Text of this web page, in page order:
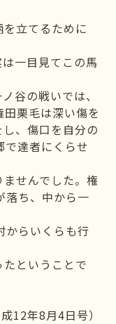
立てるために
一目見てこの馬
谷の戦いでは、
栗毛は深い傷を
、傷口を自分の
達者にくらせ
せんでした。権
落ち、中から一
からいくらも行
ということで
12年8月4日号）